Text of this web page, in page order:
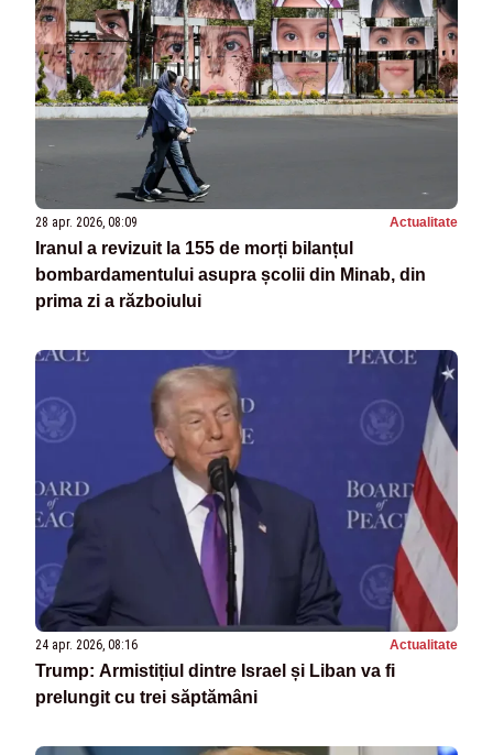
28 apr. 2026, 08:09 Actualitate
Iranul a revizuit la 155 de morți bilanțul
bombardamentului asupra școlii din Minab, din
prima zi a războiului
24 apr. 2026, 08:16 Actualitate
Trump: Armistițiul dintre Israel și Liban va fi
prelungit cu trei săptămâni